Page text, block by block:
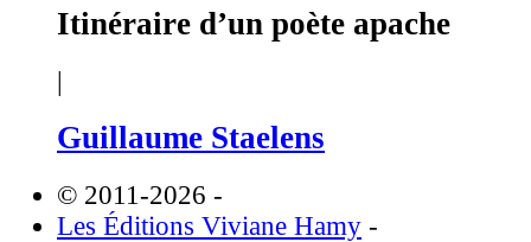
Itinéraire d’un poète apache
|
Guillaume Staelens
© 2011-2026 -
Les Éditions Viviane Hamy -